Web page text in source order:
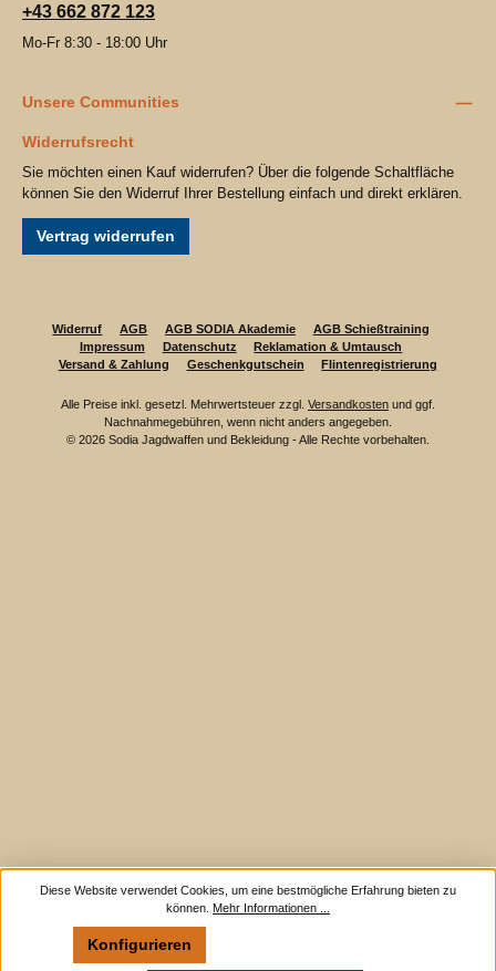
+43 662 872 123
Mo-Fr 8:30 - 18:00 Uhr
Unsere Communities
Widerrufsrecht
Sie möchten einen Kauf widerrufen? Über die folgende Schaltfläche
können Sie den Widerruf Ihrer Bestellung einfach und direkt erklären.
Vertrag widerrufen
Widerruf AGB AGB SODIA Akademie
AGB Schießtraining
Impressum
Datenschutz
Reklamation & Umtausch
Versand & Zahlung
Geschenkgutschein Flintenregistrierung
Alle Preise inkl. gesetzl. Mehrwertsteuer zzgl. Versandkosten und ggf.
Nachnahmegebühren, wenn nicht anders angegeben.
© 2026 Sodia Jagdwaffen und Bekleidung - Alle Rechte vorbehalten.
Diese Website verwendet Cookies, um eine bestmögliche Erfahrung bieten zu
können. Mehr Informationen ...
Konfigurieren